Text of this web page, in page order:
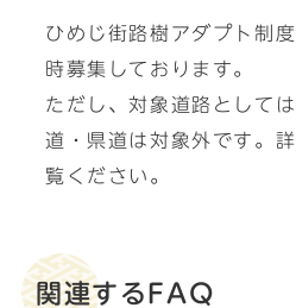
ひめじ街路樹アダプト制
時募集しております。
ただし、対象道路として
道・県道は対象外です。
覧ください。
関連するFAQ